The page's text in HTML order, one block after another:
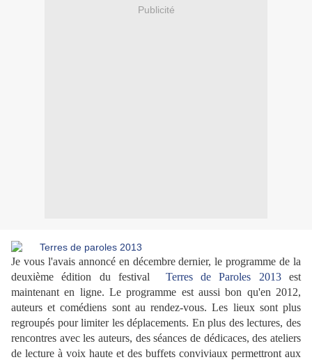
Publicité
Je vous l'avais annoncé en décembre dernier, le programme de la
deuxième édition du festival Terres de Paroles 2013est
maintenant en ligne. Le programme est aussi bon qu'en 2012,
auteurs et comédiens sont au rendez-vous. Les lieux sont plus
regroupés pour limiter les déplacements. En plus des lectures, des
rencontres avec les auteurs, des séances de dédicaces, des ateliers
de lecture à voix haute et des buffets conviviaux permettront aux